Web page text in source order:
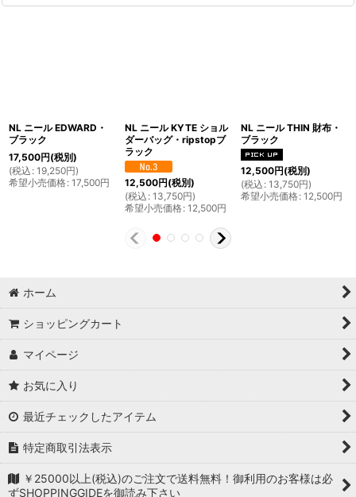
NL ニール EDWARD・
ブラック
17,500円(税別)
(税込 : 19,250円)
希望小売価格: 17,500円
NL ニール KYTE ショル
ダーバッグ・ripstopブ
ラック
12,500円(税別)
(税込 : 13,750円)
希望小売価格: 12,500円
NL ニール THIN 財布・
ブラック
12,500円(税別)
(税込 : 13,750円)
希望小売価格: 12,500円
ホーム
ショッピングカート
マイページ
お気に入り
最近チェックしたアイテム
特定商取引法表示
￥25000以上(税込)のご注文で送料無料！御利用のお客様は必
ずSHOPPINGGIDEを御読み下さい